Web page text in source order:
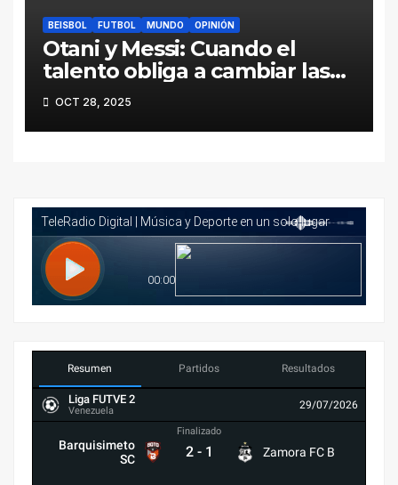
BEISBOL FUTBOL MUNDO OPINIÓN
Otani y Messi: Cuando el
talento obliga a cambiar las
reglas
OCT 28, 2025
Resumen Partidos Resultados
Liga FUTVE 2
Venezuela 29/07/2026
Barquisimeto
SC
Finalizado
2 - 1 Zamora FC B